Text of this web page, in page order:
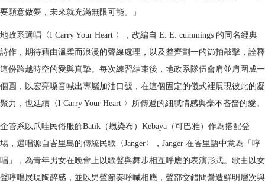
要願意做夢，未來就充滿無限可能。」
地政系選唱〈I Carry Your Heart 〉，改編自 E. E. cummings 的同名經典
詩作，期待藉由溫柔而浪漫的聲線處理，以及整齊劃一的節拍敲擊，詮釋
這份跨越時空的愛與真摯。每次練習結束後，地政系隊伍會肩並肩圍成一
個圓，以宏亮嗓音喊出專屬加油口號，在這個固定的儀式裡展現彼此的凝
聚力，也延續〈I Carry Your Heart 〉所傳遞的細膩情感與毫不吝嗇的愛。
企管系以爪哇民俗服飾Batik（蠟染布）Kebaya（可巴雅）作為搭配登
場，選唱源自峇里島的傳統民歌〈Janger〉，Janger 在峇里語中意為「哼
唱」，為青年男女在晚會上以歌聲與舞步相互呼應的表演形式。歌曲以女
聲哼唱展現陶醉感，並以男聲節奏呼喊相應，聲部交錯間營造鮮明層次與